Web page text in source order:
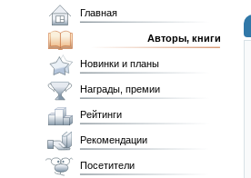
Главная
Авторы, книги
Новинки и планы
Награды, премии
Рейтинги
Рекомендации
Посетители